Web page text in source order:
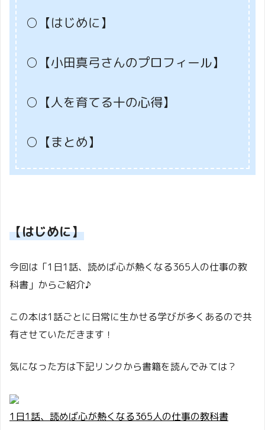
○【はじめに】
○【小田真弓さんのプロフィール】
○【人を育てる十の心得】
○【まとめ】
【はじめに】
今回は「1日1話、読めば心が熱くなる365人の仕事の教
科書」からご紹介♪
この本は1話ごとに日常に生かせる学びが多くあるので共
有させていただきます！
気になった方は下記リンクから書籍を読んでみては？
1日1話、読めば心が熱くなる365人の仕事の教科書